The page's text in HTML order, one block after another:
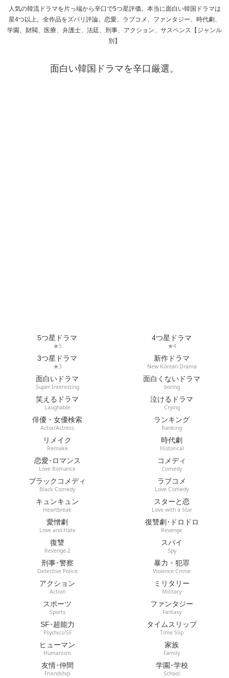
人気の韓流ドラマを片っ端から辛口で5つ星評価。本当に面白い韓国ドラマは
星4つ以上。全作品をズバリ評論。恋愛、ラブコメ、ファンタジー、時代劇、
学園、財閥、医療、弁護士、法廷、刑事、アクション、サスペンス【ジャンル
別】
面白い韓国ドラマを辛口厳選。
5つ星ドラマ
★5
4つ星ドラマ
★4
3つ星ドラマ
★3
新作ドラマ
New Korean Drama
面白いドラマ
Super Interesting
面白くないドラマ
boring
笑えるドラマ
Laughable
泣けるドラマ
Crying
俳優・女優検索
Actor/Actress
ランキング
Ranking
リメイク
Remake
時代劇
Historical
恋愛･ロマンス
Love Romance
コメディ
Comedy
ブラックコメディ
Black Comedy
ラブコメ
Love Comedy
キュンキュン
Heartbreak
スターと恋
Love with a Star
愛憎劇
Love and Hate
復讐劇･ドロドロ
Revenge
復讐
Revenge-2
スパイ
Spy
刑事･警察
Detective Police
暴力・犯罪
Violence Crime
アクション
Action
ミリタリー
Military
スポーツ
Sports
ファンタジー
Fantasy
SF･超能力
Psychics/SF
タイムスリップ
Time Slip
ヒューマン
Humanism
家族
Family
友情･仲間
Friendship
学園･学校
School